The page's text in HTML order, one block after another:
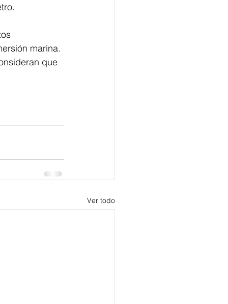
marina.
que
Ver todo